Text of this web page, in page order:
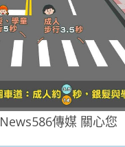
News586傳媒 關心您